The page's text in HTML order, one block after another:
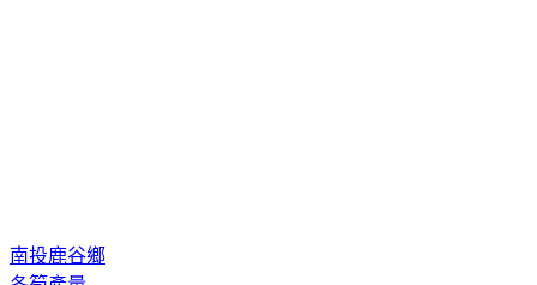
南投鹿谷鄉